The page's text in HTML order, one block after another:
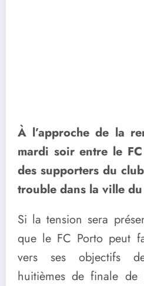
À l’approche de la
mardi soir entre le
des supporters du
trouble dans la ville
Si la tension sera
que le FC Porto peut
vers ses objectifs
huitièmes de finale